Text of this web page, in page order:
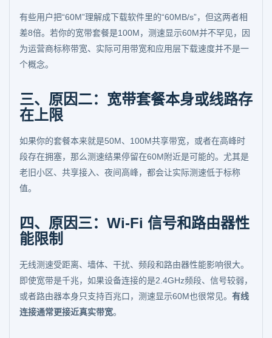
有些用户把“60M”理解成下载软件里的“60MB/s”，但这两者相
差8倍。若你的宽带套餐是100M，测速显示60M并不罕见，因
为运营商标称带宽、实际可用带宽和应用层下载速度并不是一
个概念。
三、原因二：宽带套餐本身或线路存
在上限
如果你的套餐本来就是50M、100M共享带宽，或者在高峰时
段存在拥塞，那么测速结果停留在60M附近是可能的。尤其是
老旧小区、共享接入、夜间高峰，都会让实际测速低于标称
值。
四、原因三：Wi-Fi 信号和路由器性
能限制
无线测速受距离、墙体、干扰、频段和路由器性能影响很大。
即使宽带是千兆，如果设备连接的是2.4GHz频段、信号较弱，
或者路由器本身只支持百兆口，测速显示60M也很常见。 有线
连接通常更接近真实带宽。